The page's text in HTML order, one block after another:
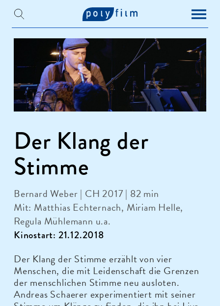
Der Klang der
Stimme
Bernard Weber | CH 2017 | 82 min
Mit: Matthias Echternach, Miriam Helle,
Regula Mühlemann u.a.
Kinostart: 21.12.2018
Der Klang der Stimme erzählt von vier
Menschen, die mit Leidenschaft die Grenzen
der menschlichen Stimme neu ausloten.
Andreas Schaerer experimentiert mit seiner